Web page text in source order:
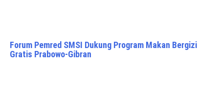
Forum Pemred SMSI Dukung Program Makan Bergizi
Gratis Prabowo-Gibran